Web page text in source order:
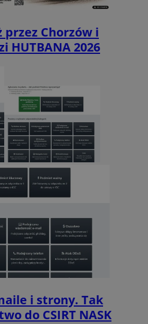
Chorzów i
HUTBANA 2026
i strony. Tak
do CSIRT NASK